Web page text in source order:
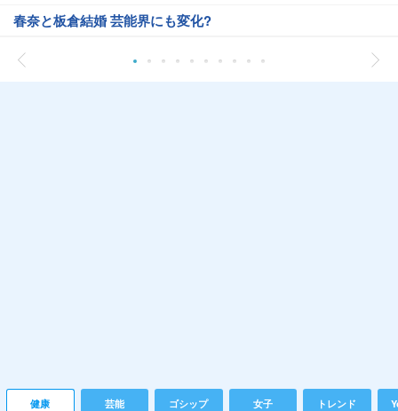
春奈と板倉結婚 芸能界にも変化?
健康 芸能 ゴシップ 女子 トレンド